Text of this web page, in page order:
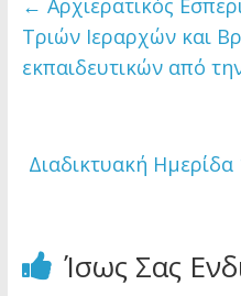
← Αρχιερατικός
Τριών Ιεραρχών και
εκπαιδευτικών από
Διαδικτυακή
Ίσως Σας